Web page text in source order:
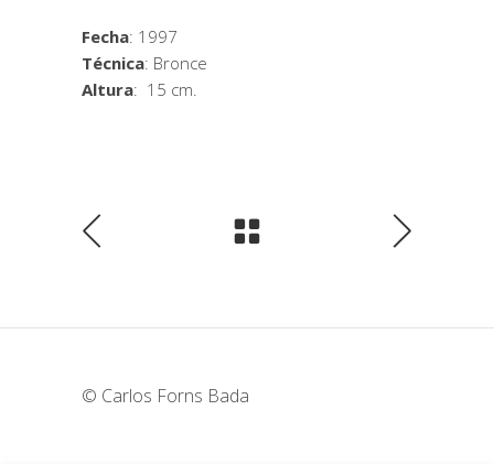
Fecha: 1997
Técnica: Bronce
Altura: 15 cm.
© Carlos Forns Bada